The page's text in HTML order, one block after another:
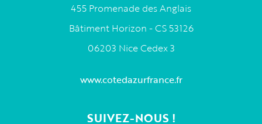
455 Promenade des Anglais
Bâtiment Horizon - CS 53126
06203 Nice Cedex 3
www.cotedazurfrance.fr
SUIVEZ-NOUS !